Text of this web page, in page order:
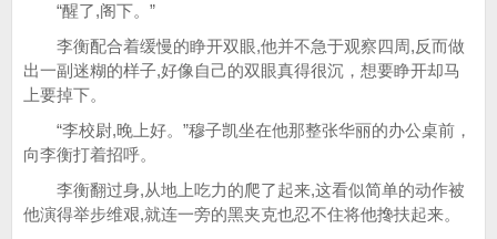
“醒了,阁下。”
李衡配合着缓慢的睁开双眼,他并不急于观察四周,反而做
出一副迷糊的样子,好像自己的双眼真得很沉，想要睁开却马
上要掉下。
“李校尉,晚上好。”穆子凯坐在他那整张华丽的办公桌前，
向李衡打着招呼。
李衡翻过身,从地上吃力的爬了起来,这看似简单的动作被
他演得举步维艰,就连一旁的黑夹克也忍不住将他搀扶起来。